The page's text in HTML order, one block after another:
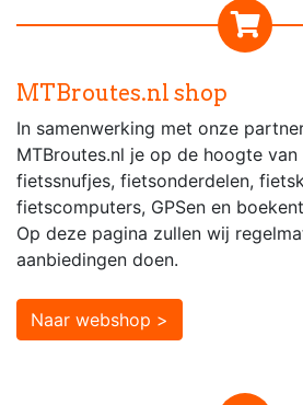
MTBroutes.nl shop
In samenwerking met onze
MTBroutes.nl je op de hoogte
fietssnufjes, fietsonderdelen,
fietscomputers, GPSen en
Op deze pagina zullen wij
aanbiedingen doen.
Naar webshop >